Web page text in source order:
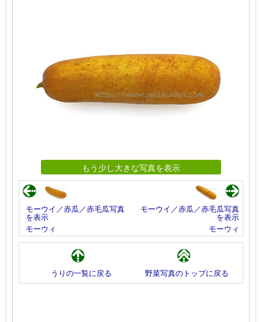
もう少し大きな写真を表示
モーウイ／赤瓜／赤毛瓜写真
を表示
モーウィ
モーウイ／赤瓜／赤毛瓜写真
を表示
モーウィ
うりの一覧に戻る 野菜写真のトップに戻る